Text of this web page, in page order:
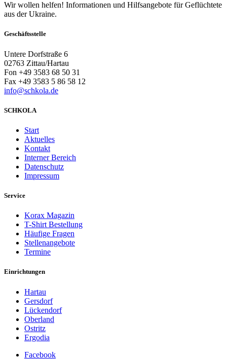
Wir wollen helfen! Informationen und Hilfsangebote für Geflüchtete
aus der Ukraine.
Geschäftsstelle
Untere Dorfstraße 6
02763 Zittau/Hartau
Fon +49 3583 68 50 31
Fax +49 3583 5 86 58 12
info@schkola.de
SCHKOLA
Start
Aktuelles
Kontakt
Interner Bereich
Datenschutz
Impressum
Service
Korax Magazin
T-Shirt Bestellung
Häufige Fragen
Stellenangebote
Termine
Einrichtungen
Hartau
Gersdorf
Lückendorf
Oberland
Ostritz
Ergodia
Facebook